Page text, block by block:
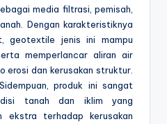
media filtrasi, pemisah,
Dengan karakteristiknya
geotextile jenis ini mampu
memperlancar aliran air
erosi dan kerusakan struktur.
produk ini sangat
tanah dan iklim yang
ekstra terhadap kerusakan